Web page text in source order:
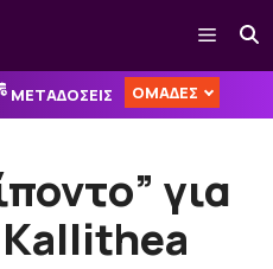
Μενού
ΜΕΤΑΔΟΣΕΙΣ ΟΜΑΔΕΣ
για